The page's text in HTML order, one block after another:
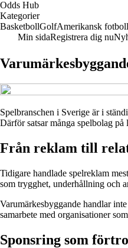
Odds Hub
Kategorier
BasketbollGolfAmerikansk fotboll
Min sidaRegistrera dig nu
Spelbranschen i Sverige är i
Därför satsar många spelbolag
Från reklam till
Tidigare handlade spelreklam
som trygghet, underhållning och
Varumärkesbyggande handlar
samarbete med organisationer
Sponsring som